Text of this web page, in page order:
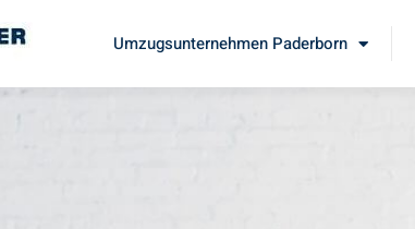
Umzugsunternehmen Paderborn